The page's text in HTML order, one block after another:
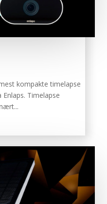
kompakte timelapse
Timelapse